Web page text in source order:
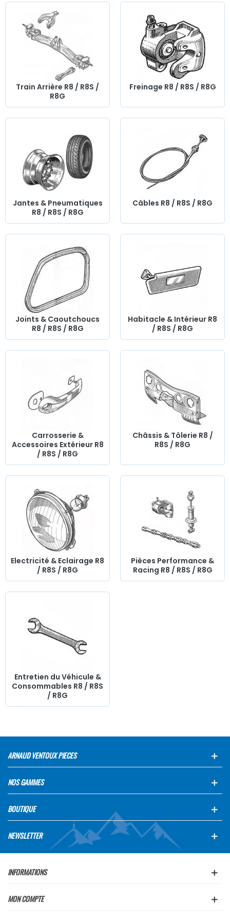
Train Arrière R8 / R8S /
R8G
Freinage R8 / R8S / R8G
Jantes & Pneumatiques
R8 / R8S / R8G
Câbles R8 / R8S / R8G
Joints & Caoutchoucs
R8 / R8S / R8G
Habitacle & Intérieur R8
/ R8S / R8G
Carrosserie &
Accessoires Extérieur R8
/ R8S / R8G
Châssis & Tôlerie R8 /
R8S / R8G
Electricité & Eclairage R8
/ R8S / R8G
Pièces Performance &
Racing R8 / R8S / R8G
Entretien du Véhicule &
Consommables R8 / R8S
/ R8G
ARNAUD VENTOUX PIECES
NOS GAMMES
BOUTIQUE
NEWSLETTER
INFORMATIONS
MON COMPTE